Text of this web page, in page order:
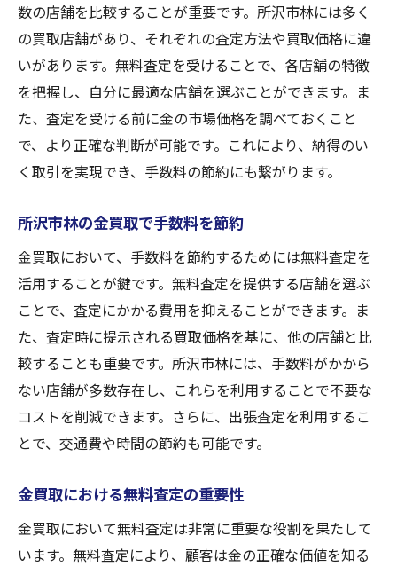
所沢市の金買取無料査定の利点
お得に金買取無料査定を受ける術
所沢市の金買取で無料査定を活用
金買取無料査定で費用をカット
所沢市の金買取で賢い無料査定
無料査定を活かした金買取の方法
林で金買取無料査定を受ける理由
金買取無料査定のある林の魅力
無料査定で林の金買取を効率化
金買取の無料査定で林の特典を享受
林で金買取の無料査定を活用する方法
金買取無料査定で林の価値を再発見
埼玉県所沢市での金買取がお得な理由
所沢市での金買取がお得なポイント
金買取で所沢市の特典を受ける方法
所沢市の金買取は無料査定でお得
埼玉県での金買取と無料査定の利点
数の店舗を比較することが重要です。所沢市林には多く
の買取店舗があり、それぞれの査定方法や買取価格に違
いがあります。無料査定を受けることで、各店舗の特徴
を把握し、自分に最適な店舗を選ぶことができます。ま
た、査定を受ける前に金の市場価格を調べておくこと
で、より正確な判断が可能です。これにより、納得のい
く取引を実現でき、手数料の節約にも繋がります。
所沢市林の金買取で手数料を節約
金買取において、手数料を節約するためには無料査定を
活用することが鍵です。無料査定を提供する店舗を選ぶ
ことで、査定にかかる費用を抑えることができます。ま
た、査定時に提示される買取価格を基に、他の店舗と比
較することも重要です。所沢市林には、手数料がかから
ない店舗が多数存在し、これらを利用することで不要な
コストを削減できます。さらに、出張査定を利用するこ
とで、交通費や時間の節約も可能です。
金買取における無料査定の重要性
金買取において無料査定は非常に重要な役割を果たして
います。無料査定により、顧客は金の正確な価値を知る